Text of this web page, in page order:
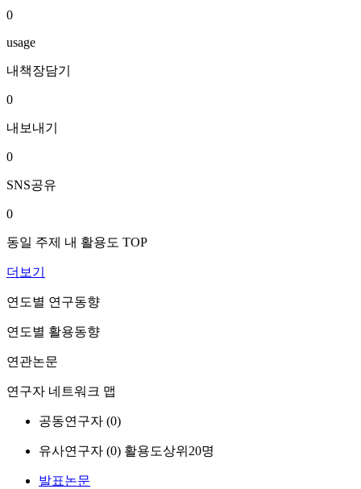
0
usage
내책장담기
0
내보내기
0
SNS공유
0
동일 주제 내 활용도 TOP
더보기
연도별 연구동향
연도별 활용동향
연관논문
연구자 네트워크 맵
공동연구자 (0)
유사연구자 (0) 활용도상위20명
발표논문